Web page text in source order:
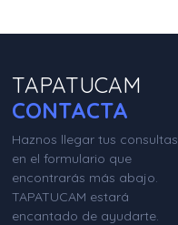
TAPATUCAM
CONTACTA
Haznos llegar tus consultas
en el formulario que
encontrarás más abajo.
TAPATUCAM estará
encantado de ayudarte.